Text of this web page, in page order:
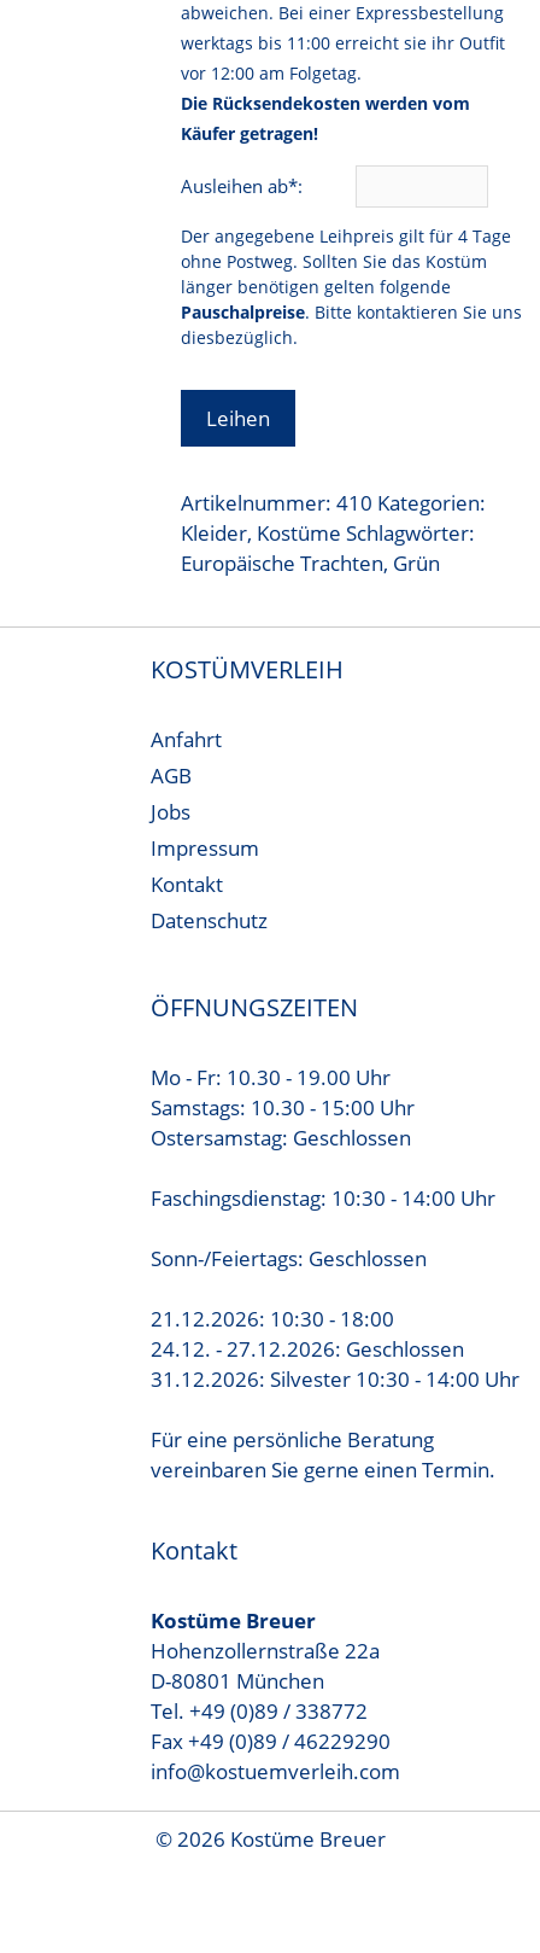
abweichen. Bei einer Expressbestellung
werktags bis 11:00 erreicht sie ihr Outfit
vor 12:00 am Folgetag.
Die Rücksendekosten werden vom
Käufer getragen!
Ausleihen ab*:
Der angegebene Leihpreis gilt für 4 Tage
ohne Postweg. Sollten Sie das Kostüm
länger benötigen gelten folgende
Pauschalpreise. Bitte kontaktieren Sie uns
diesbezüglich.
Leihen
Artikelnummer:410 Kategorien:
Kleider, Kostüme Schlagwörter:
Europäische Trachten, Grün
KOSTÜMVERLEIH
Anfahrt
AGB
Jobs
Impressum
Kontakt
Datenschutz
ÖFFNUNGSZEITEN
Mo - Fr: 10.30 - 19.00 Uhr
Samstags: 10.30 - 15:00 Uhr
Ostersamstag: Geschlossen
Faschingsdienstag: 10:30 - 14:00 Uhr
Sonn-/Feiertags: Geschlossen
21.12.2026: 10:30 - 18:00
24.12. - 27.12.2026: Geschlossen
31.12.2026: Silvester 10:30 - 14:00 Uhr
Für eine persönliche Beratung
vereinbaren Sie gerne einen Termin.
Kontakt
Kostüme Breuer
Hohenzollernstraße 22a
D-80801 München
Tel. +49 (0)89 / 338772
Fax +49 (0)89 / 46229290
info@kostuemverleih.com
© 2026 Kostüme Breuer